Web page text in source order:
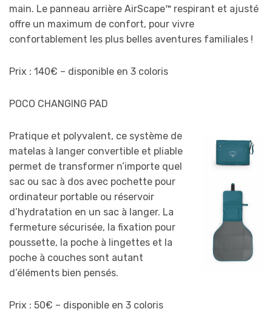
main. Le panneau arrière AirScape™ respirant et ajusté
offre un maximum de confort, pour vivre
confortablement les plus belles aventures familiales !
Prix : 140€ – disponible en 3 coloris
POCO CHANGING PAD
Pratique et polyvalent, ce système de
matelas à langer convertible et pliable
permet de transformer n’importe quel
sac ou sac à dos avec pochette pour
ordinateur portable ou réservoir
d’hydratation en un sac à langer. La
fermeture sécurisée, la fixation pour
poussette, la poche à lingettes et la
poche à couches sont autant
d’éléments bien pensés.
Prix : 50€ – disponible en 3 coloris